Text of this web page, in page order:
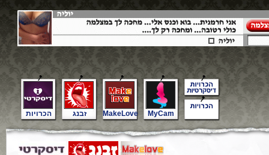
הכרויות זבנג MakeLove MyCam